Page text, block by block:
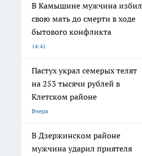
В Камышине мужчина избил
свою мать до смерти в ходе
бытового конфликта
14:41
Пастух украл семерых телят
на 253 тысячи рублей в
Клетском районе
Вчера
В Дзержинском районе
мужчина ударил приятеля